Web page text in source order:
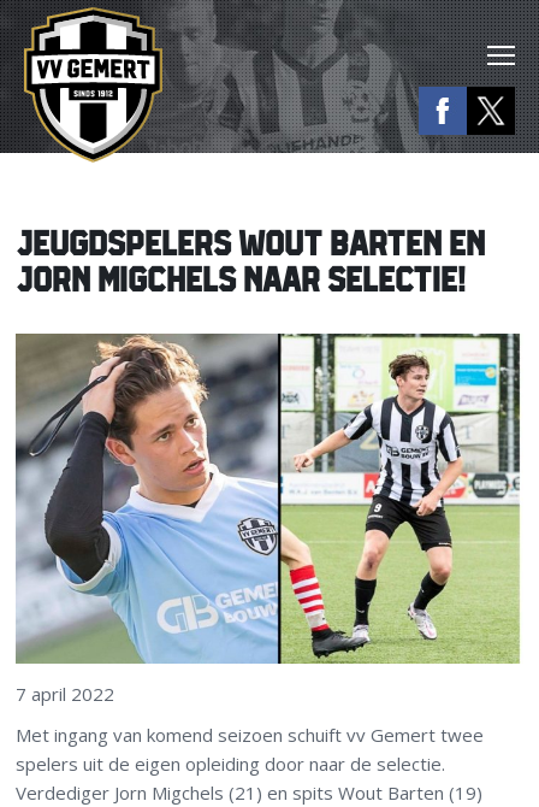
JEUGDSPELERS WOUT BARTEN EN
JORN MIGCHELS NAAR SELECTIE!
7 april 2022
Met ingang van komend seizoen schuift vv Gemert twee
spelers uit de eigen opleiding door naar de selectie.
Verdediger Jorn Migchels (21) en spits Wout Barten (19)